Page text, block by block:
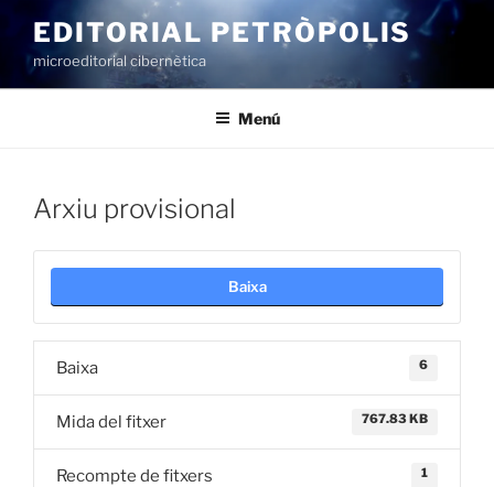
contingut
EDITORIAL PETRÒPOLIS
microeditorial cibernètica
Menú
Arxiu provisional
Baixa
Baixa 6
Mida del fitxer 767.83 KB
Recompte de fitxers 1